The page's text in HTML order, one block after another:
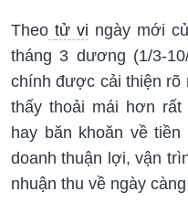
Theo tử vi ngày mới
tháng 3 dương (1/3-
chính được cải thiện rõ
thấy thoải mái hơn
hay băn khoăn về
doanh thuận lợi, vận
nhuận thu về ngày